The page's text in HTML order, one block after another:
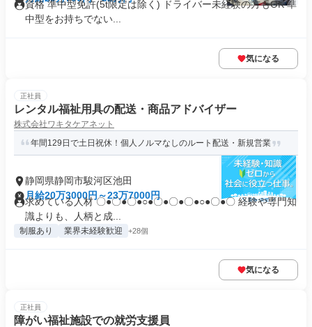
資格 準中型免許(5t限定は除く) ドライバー未経験の方もOK 準
中型をお持ちでない...
気になる
正社員
レンタル福祉用具の配送・商品アドバイザー
株式会社ワキタケアネット
年間129日で土日祝休！個人ノルマなしのルート配送・新規営業
静岡県静岡市駿河区池田
月給20万3000円～23万7000円
求めている人材 〇●〇●〇●○●〇●〇●〇●○●〇●〇 経験や専門知
識よりも、人柄と成...
制服あり 業界未経験歓迎 +28個
気になる
正社員
障がい福祉施設での就労⽀援員